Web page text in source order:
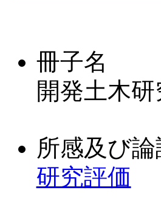
冊子名
開発土木
所感及び論
研究評価